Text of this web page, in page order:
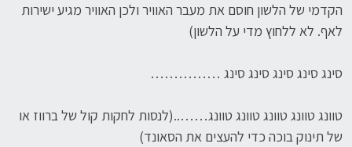
הקדמי של הלשון חוסם את מעבר האוויר ולכן האוויר מגיע ישירות
לאף. לא ללחוץ מדי על הלשון)
סינג סינג סינג סינג סינג ……………
טוונג טוונג טוונג טוונג טוונג……..(לנסות לחקות קול של ברווז או
של תינוק בוכה כדי להעצים את הסאונד)